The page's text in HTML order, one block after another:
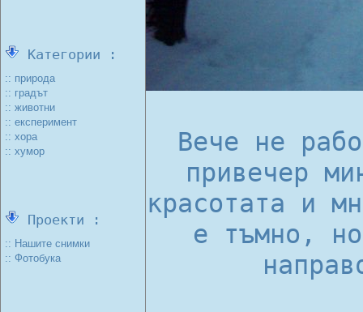
Категории :
:: природа
:: градът
:: животни
:: експеримент
:: хора
:: хумор
Проекти :
:: Нашите снимки
:: Фотобука
Вече не
привечер
красотата и
е тъмно,